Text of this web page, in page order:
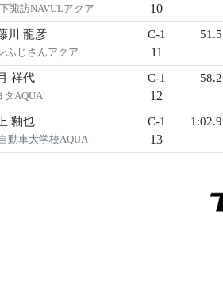
諏訪NAVULアクア 10
川 龍彦
ふじさんアクア
C-1
11
51.5
祥代
AQUA
C-1
12
58.2
釉也
動車大学校AQUA
C-1
13
1:02.9